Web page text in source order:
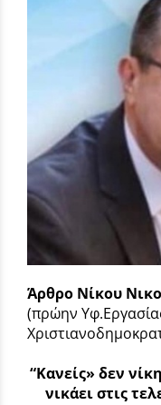
Άρθρο Νίκου
(πρώην
“Κανείς» δεν
νικάει στις